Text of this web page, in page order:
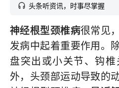
头条听资讯，时事尽掌握
神经根型颈椎病很常见
发病中起着重要作用。
盘突出或小关节、钩
外，头颈部运动导致的